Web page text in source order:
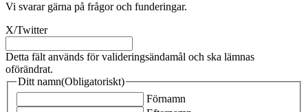
Vi svarar gärna på frågor och funderingar.
X/Twitter
Detta fält används för valideringsändamål och ska lämnas
oförändrat.
Ditt namn(Obligatoriskt)
Förnamn